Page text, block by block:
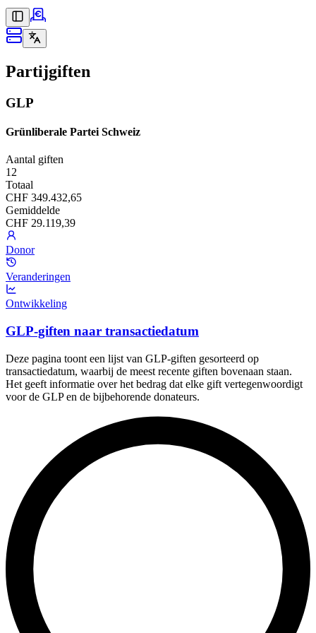
Partijgiften
GLP
Grünliberale Partei Schweiz
Aantal giften
12
Totaal
CHF 349.432,65
Gemiddelde
CHF 29.119,39
Donor
Veranderingen
Ontwikkeling
GLP-giften naar transactiedatum
Deze pagina toont een lijst van GLP-giften gesorteerd op
transactiedatum, waarbij de meest recente giften bovenaan staan.
Het geeft informatie over het bedrag dat elke gift vertegenwoordigt
voor de GLP en de bijbehorende donateurs.